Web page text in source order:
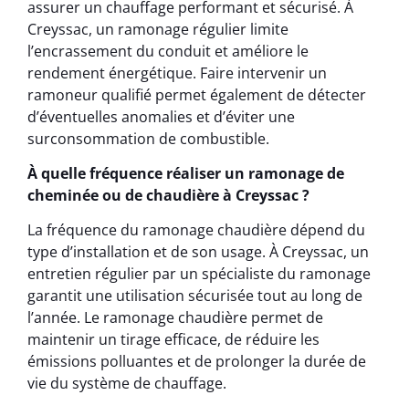
assurer un chauffage performant et sécurisé. À
Creyssac, un ramonage régulier limite
l’encrassement du conduit et améliore le
rendement énergétique. Faire intervenir un
ramoneur qualifié permet également de détecter
d’éventuelles anomalies et d’éviter une
surconsommation de combustible.
À quelle fréquence réaliser un ramonage de
cheminée ou de chaudière à Creyssac ?
La fréquence du ramonage chaudière dépend du
type d’installation et de son usage. À Creyssac, un
entretien régulier par un spécialiste du ramonage
garantit une utilisation sécurisée tout au long de
l’année. Le ramonage chaudière permet de
maintenir un tirage efficace, de réduire les
émissions polluantes et de prolonger la durée de
vie du système de chauffage.